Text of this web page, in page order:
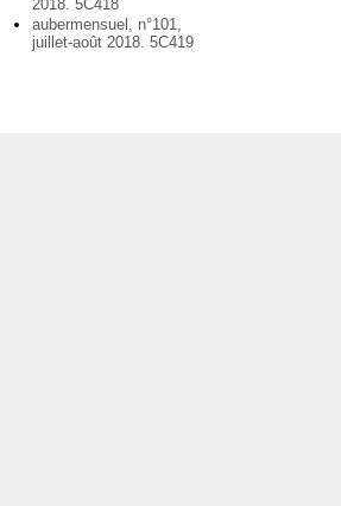
2018. 5C418
aubermensuel, n°101,
juillet-août 2018. 5C419